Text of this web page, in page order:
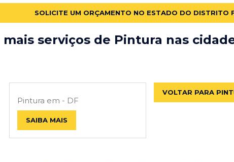
SOLICITE UM ORÇAMENTO NO ESTADO DO DISTRITO
serviços de Pintura nas
Pintura em - DF
SAIBA MAIS
VOLTAR PARA